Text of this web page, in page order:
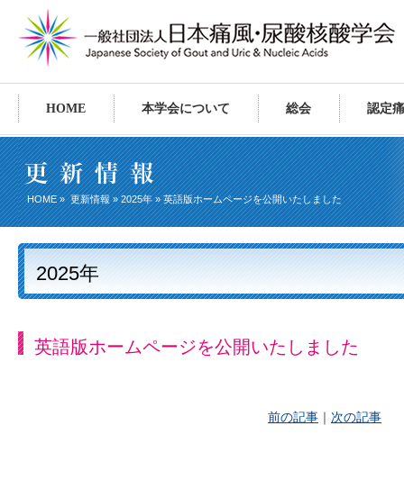
HOME 本学会について 総会 認定
HOME»更新情報»2025年» 英語版ホームページを公開いたしました
2025年
英語版ホームページを公開いたしました
前の記事 ｜ 次の記事